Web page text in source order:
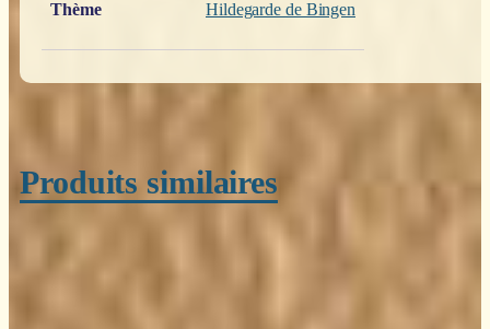
Thème Hildegarde de Bingen
Produits similaires